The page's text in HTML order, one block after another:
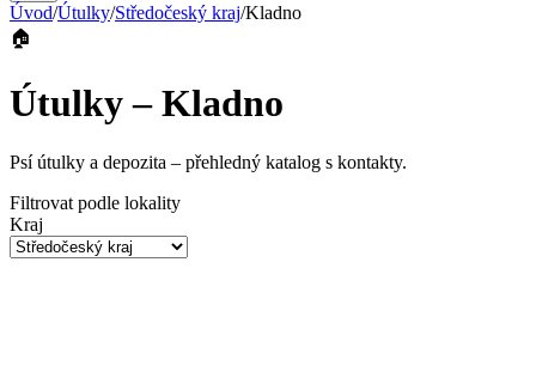
Úvod/Útulky/Středočeský kraj/Kladno
🏠
Útulky – Kladno
Psí útulky a depozita – přehledný katalog s kontakty.
Filtrovat podle lokality
Kraj